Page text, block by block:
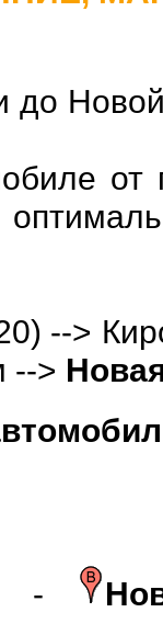
до
от
-->
-->
-